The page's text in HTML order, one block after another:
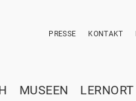
PRESSE KONTAKT
MUSEEN LERNORT